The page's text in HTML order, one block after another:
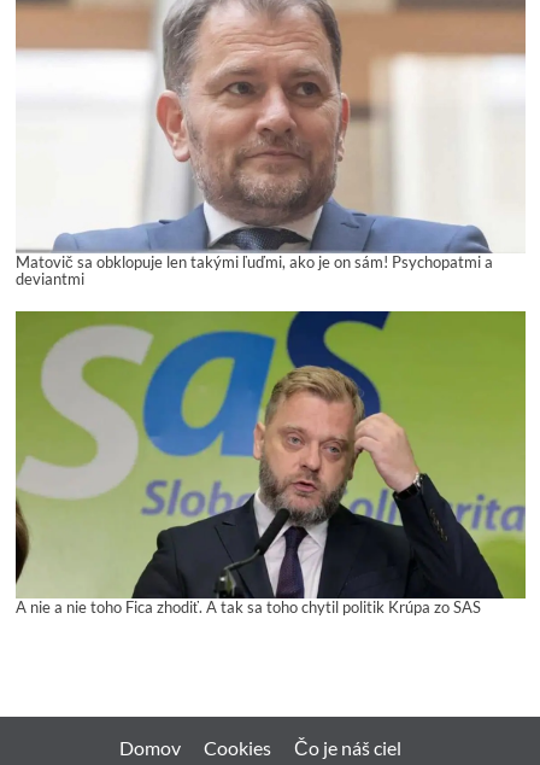
Matovič sa obklopuje len takými ľuďmi, ako je on sám! Psychopatmi a
deviantmi
A nie a nie toho Fica zhodiť. A tak sa toho chytil politik Krúpa zo SAS
Domov Cookies
Čo je náš ciel